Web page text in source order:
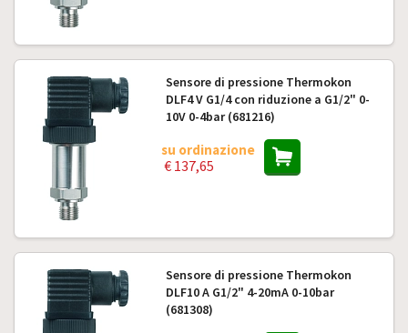
Sensore di pressione Thermokon
DLF4 V G1/4 con riduzione a G1/2" 0-
10V 0-4bar (681216)
su ordinazione
€ 137,65
Sensore di pressione Thermokon
DLF10 A G1/2" 4-20mA 0-10bar
(681308)